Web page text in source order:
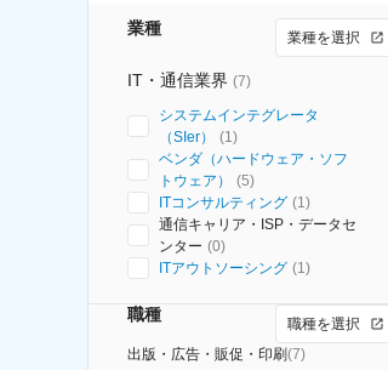
業種 業種を選択
IT・通信業界 (7)
システムインテグレータ
（SIer）
(1)
ベンダ（ハードウェア・ソフ
トウェア）
(5)
ITコンサルティング (1)
通信キャリア・ISP・データセ
ンター (0)
ITアウトソーシング (1)
職種
職種を選択
出版・広告・販促・印刷(7)